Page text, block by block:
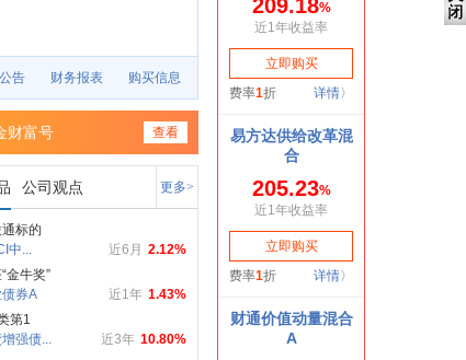
告 财务报表 购买信息
财富号 查看
公司观点 更多>
标的
2.12%
近6月
中...
金牛奖”
1.43%
近1年
券A
第1
10.80%
近3年
强债...